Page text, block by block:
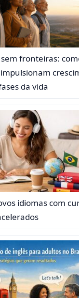
fronteiras:
da vida
idiomas com